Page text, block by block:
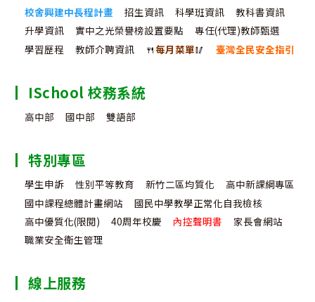
校舍興建中長程計畫 招生資訊 科學班資訊
教科書資訊
升學資訊
實中之光榮譽榜設置要點
專任(代理)教師甄選
學習歷程
教師介聘資訊 🍴每月菜單🥢 臺灣全民安全指引
ISchool 校務系統
高中部 國中部 雙語部
特別專區
學生申訴 性別平等教育 新竹二區均質化
高中新課綱專區
國中課程總體計畫網站
國民中學教學正常化自我檢核
高中優質化(限閱)
40周年校慶 內控聲明書
家長會網站
職業安全衛生管理
線上服務